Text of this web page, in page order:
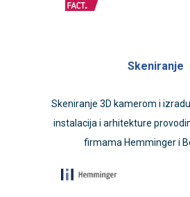
Skeniranje
Skeniranje 3D kamerom i
instalacija i arhitekture
firmama Hemminger i